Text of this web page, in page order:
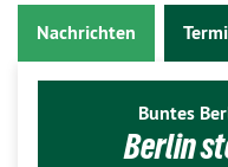
Nachrichten
Buntes
Berlin